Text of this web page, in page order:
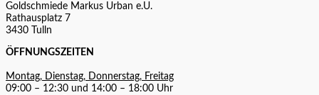
Goldschmiede Markus Urban e.U.
Rathausplatz 7
3430 Tulln
ÖFFNUNGSZEITEN
Montag, Dienstag, Donnerstag, Freitag
09:00 – 12:30 und 14:00 – 18:00 Uhr